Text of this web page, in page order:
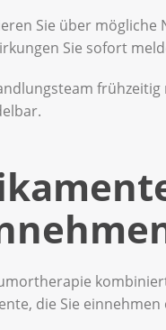
Sie über mögliche
Sie sofort
die Sie